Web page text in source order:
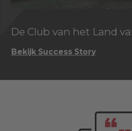
De Club van het Land
Bekijk Success Story